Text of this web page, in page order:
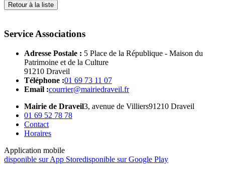
Retour à la liste
Service Associations
Adresse Postale : 5 Place de la République - Maison du
Patrimoine et de la Culture
91210 Draveil
Téléphone :01 69 73 11 07
Email :courrier@mairiedraveil.fr
Mairie de Draveil3, avenue de Villiers91210 Draveil
01 69 52 78 78
Contact
Horaires
Application mobile
disponible sur App Storedisponible sur Google Play